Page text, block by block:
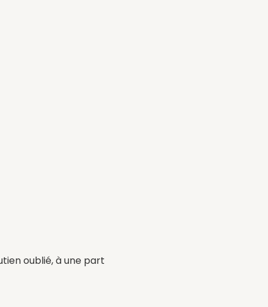
oublié, à une part